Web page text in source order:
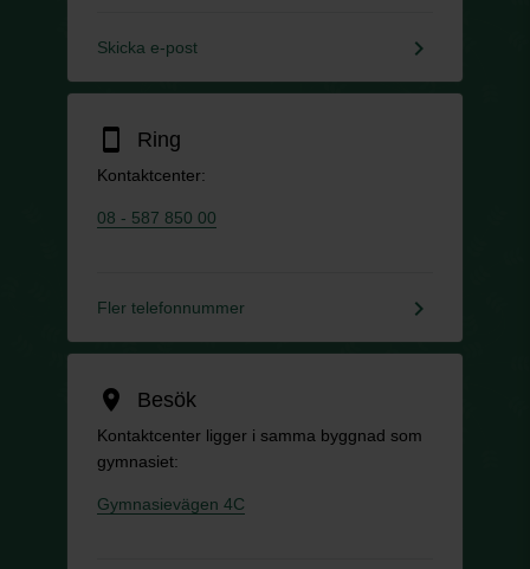
Skicka e-post keyboard_arrow_right
smartphone Ring
Kontaktcenter:
08 - 587 850 00
Fler telefonnummer keyboard_arrow_right
location_on Besök
Kontaktcenter ligger i samma byggnad som
gymnasiet:
Gymnasievägen 4C